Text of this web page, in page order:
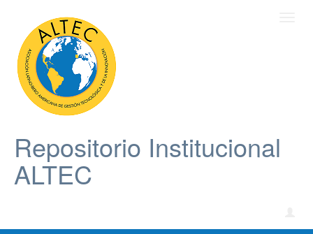
Repositorio Institucional
ALTEC